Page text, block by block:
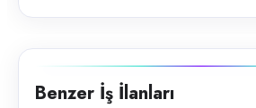
Benzer İş İlanları